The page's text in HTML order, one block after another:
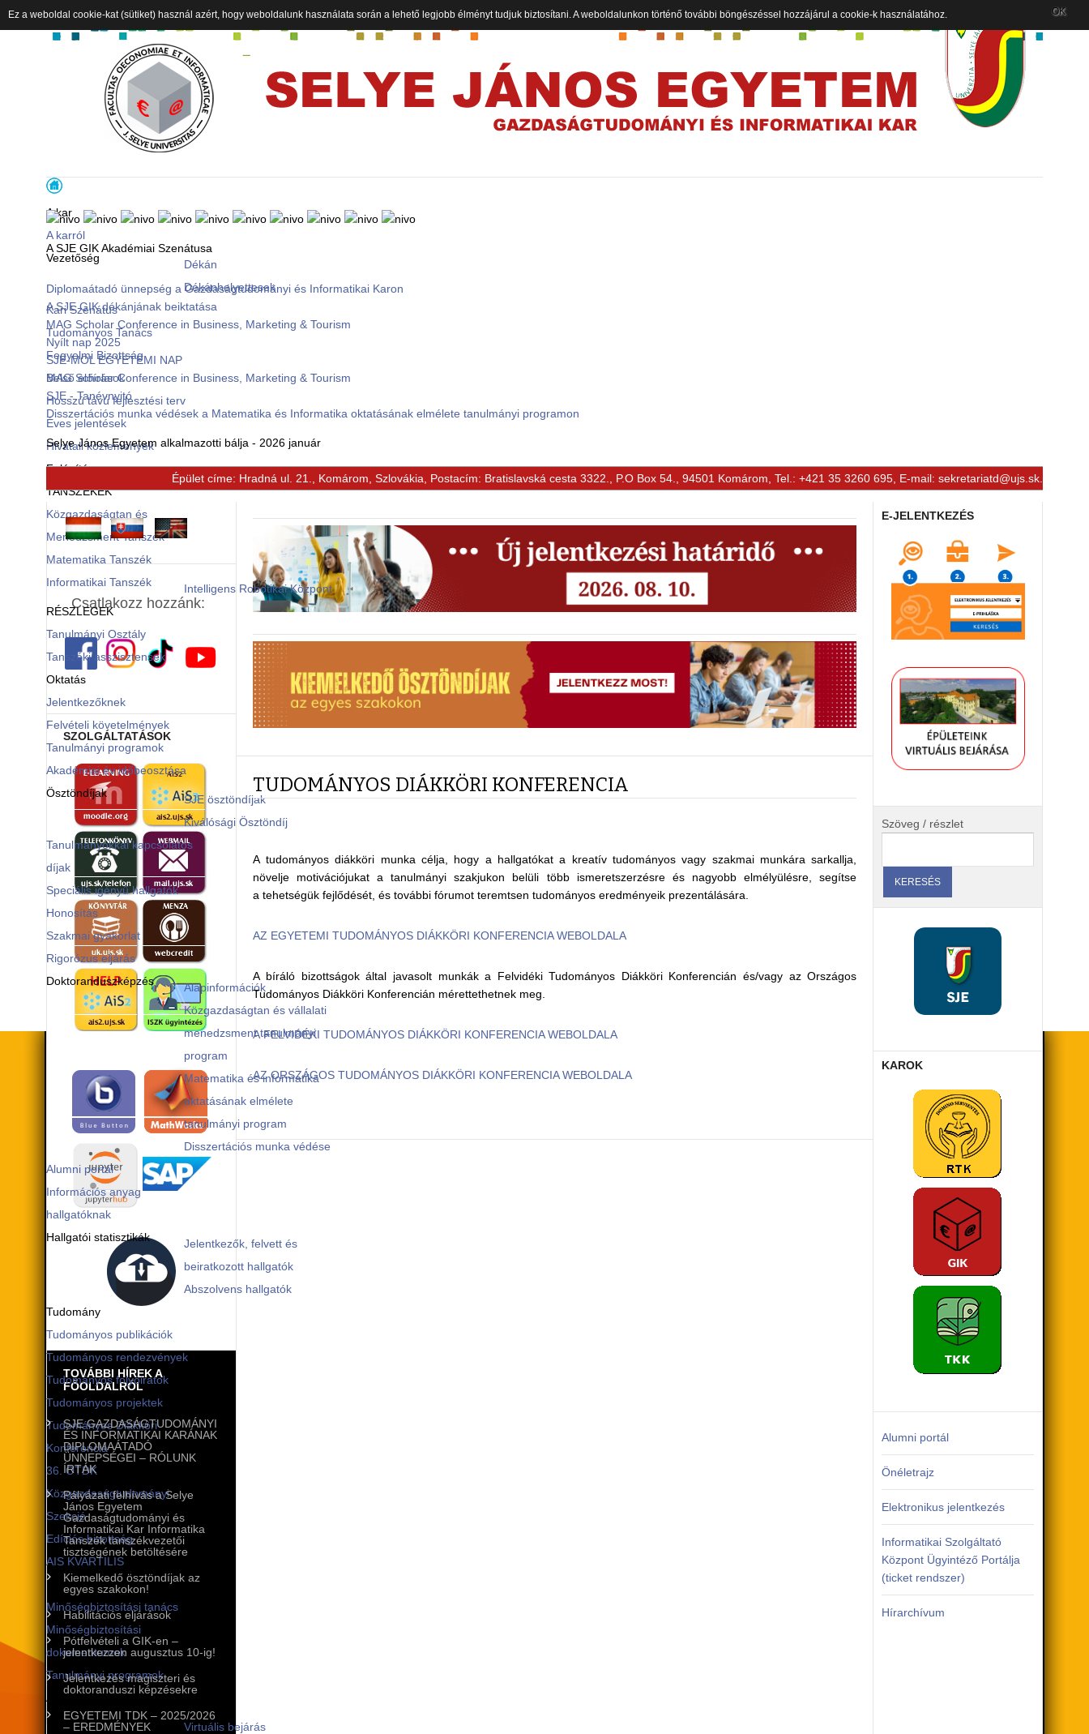
A kar
A karról
Vezetőség
Dékán
Dékánhelyettesek
Kari Szenátus
Tudományos Tanács
Fegyelmi Bizottság
Belső előírások
Hosszú távú fejlesztési terv
Éves jelentések
Hivatali közlemények
Felépítés
TANSZÉKEK
Közgazdaságtan és
Menedzsment Tanszék
Matematika Tanszék
Informatikai Tanszék
Intelligens Robotikai Központ
RÉSZLEGEK
Tanulmányi Osztály
Tanszéki asszisztensek
Oktatás
Jelentkezőknek
Felvételi követelmények
Tanulmányi programok
Akadémiai év időbeosztása
Ösztöndíjak
SJE ösztöndíjak
Kiválósági Ösztöndíj
Tanulmányokkal kapcsolatos
díjak
Speciális igényű hallgatók
Honosítás
Szakmai gyakorlat
Rigorózus eljárás
Doktoranduszképzés
Alapinformációk
Közgazdaságtan és vállalati
menedzsment tanulmányi
program
Matematika és informatika
oktatásának elmélete
tanulmányi program
Disszertációs munka védése
Alumni portál
Információs anyag
hallgatóknak
Hallgatói statisztikák
Jelentkezők, felvett és
beiratkozott hallgatók
Abszolvens hallgatók
Tudomány
Tudományos publikációk
Tudományos rendezvények
Tudományos folyóiratok
Tudományos projektek
Tudományos Diákköri
Konferencia
36. OTDK
Közgazdaságtudományi
Szekció
Edíciós bizottság
AIS KVARTILIS
Minőségbiztosítás
Minőségbiztosítási tanács
Minőségbiztosítási
dokumentumok
Tanulmányi programok
A tanulmányi programok
infrastruktúrája
Virtuális bejárás
A SJE GIK Akadémiai Szenátusa
Diplomaátadó ünnepség a Gazdaságtudományi és Informatikai Karon
A SJE GIK dékánjának beiktatása
MAG Scholar Conference in Business, Marketing & Tourism
Nyílt nap 2025
SJE-MOL EGYETEMI NAP
MAG Scholar Conference in Business, Marketing & Tourism
SJE - Tanévnyitó
Disszertációs munka védések a Matematika és Informatika oktatásának elmélete tanulmányi programon
Selye János Egyetem alkalmazotti bálja - 2026 január
- byVinaGecko.com
Épület címe: Hradná ul. 21., Komárom, Szlovákia, Postacím: Bratislavská cesta 3322., P.O Box 54., 94501 Komárom, Tel.: +421 35 3260 695, E-mail: sekretariatd@ujs.sk
TUDOMÁNYOS DIÁKKÖRI KONFERENCIA
A tudományos diákköri munka célja, hogy a hallgatókat a kreatív tudományos vagy szakmai munkára sarkallja,
növelje motivációjukat a tanulmányi szakjukon belüli több ismeretszerzésre és nagyobb elmélyülésre, segítse
a tehetségük fejlődését, és további fórumot teremtsen tudományos eredményeik prezentálására.
AZ EGYETEMI TUDOMÁNYOS DIÁKKÖRI KONFERENCIA WEBOLDALA
A bíráló bizottságok által javasolt munkák a Felvidéki Tudományos Diákköri Konferencián és/vagy az Országos
Tudományos Diákköri Konferencián mérettethetnek meg.
A FELVIDÉKI TUDOMÁNYOS DIÁKKÖRI KONFERENCIA WEBOLDALA
AZ ORSZÁGOS TUDOMÁNYOS DIÁKKÖRI KONFERENCIA WEBOLDALA
E-JELENTKEZÉS
Szöveg / részlet
KAROK
Alumni portál
Önéletrajz
Elektronikus jelentkezés
Informatikai Szolgáltató
Központ Ügyintéző Portálja
(ticket rendszer)
Hírarchívum
Csatlakozz hozzánk:
SZOLGÁLTATÁSOK
TOVÁBBI HÍREK A
FŐOLDALRÓL
SJE GAZDASÁGTUDOMÁNYI
ÉS INFORMATIKAI KARÁNAK
DIPLOMAÁTADÓ
ÜNNEPSÉGEI – RÓLUNK
ÍRTÁK
Pályázati felhívás a Selye
János Egyetem
Gazdaságtudományi és
Informatikai Kar Informatika
Tanszék tanszékvezetői
tisztségének betöltésére
Kiemelkedő ösztöndíjak az
egyes szakokon!
Habilitációs eljárások
Pótfelvételi a GIK-en –
jelentkezzen augusztus 10-ig!
Jelentkezés magiszteri és
doktoranduszi képzésekre
EGYETEMI TDK – 2025/2026
– EREDMÉNYEK
Ez a weboldal cookie-kat (sütiket) használ azért, hogy weboldalunk használata során a lehető legjobb élményt tudjuk biztosítani. A weboldalunkon történő további böngészéssel hozzájárul a cookie-k használatához. OK